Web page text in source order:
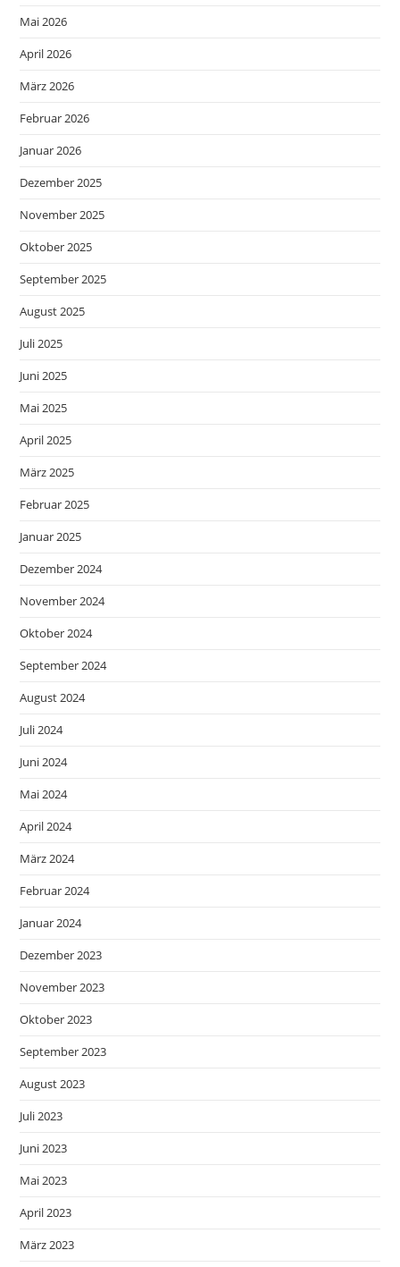
Mai 2026
April 2026
März 2026
Februar 2026
Januar 2026
Dezember 2025
November 2025
Oktober 2025
September 2025
August 2025
Juli 2025
Juni 2025
Mai 2025
April 2025
März 2025
Februar 2025
Januar 2025
Dezember 2024
November 2024
Oktober 2024
September 2024
August 2024
Juli 2024
Juni 2024
Mai 2024
April 2024
März 2024
Februar 2024
Januar 2024
Dezember 2023
November 2023
Oktober 2023
September 2023
August 2023
Juli 2023
Juni 2023
Mai 2023
April 2023
März 2023